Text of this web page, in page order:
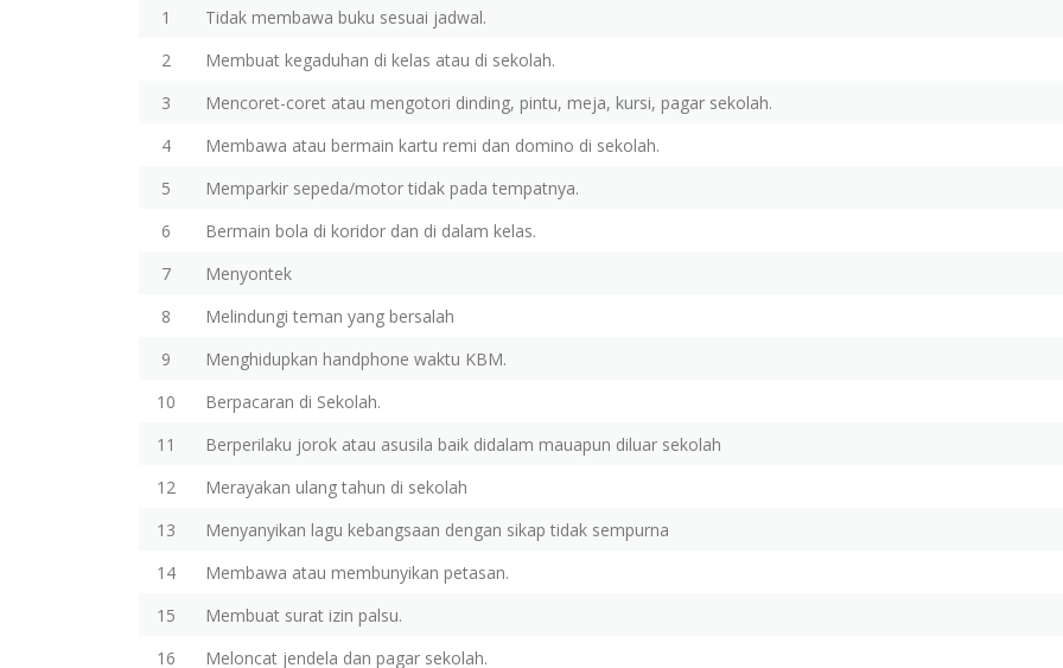
1
Tidak membawa buku sesuai jadwal.
2
Membuat kegaduhan di kelas atau di sekolah.
3
Mencoret-coret atau mengotori dinding, pintu, meja, kursi, pagar sekolah.
4
Membawa atau bermain kartu remi dan domino di sekolah.
5
Memparkir sepeda/motor tidak pada tempatnya.
6
Bermain bola di koridor dan di dalam kelas.
7
Menyontek
8
Melindungi teman yang bersalah
9
Menghidupkan handphone waktu KBM.
10
Berpacaran di Sekolah.
11
Berperilaku jorok atau asusila baik didalam mauapun diluar sekolah
12
Merayakan ulang tahun di sekolah
13
Menyanyikan lagu kebangsaan dengan sikap tidak sempurna
14
Membawa atau membunyikan petasan.
15
Membuat surat izin palsu.
16
Meloncat jendela dan pagar sekolah.